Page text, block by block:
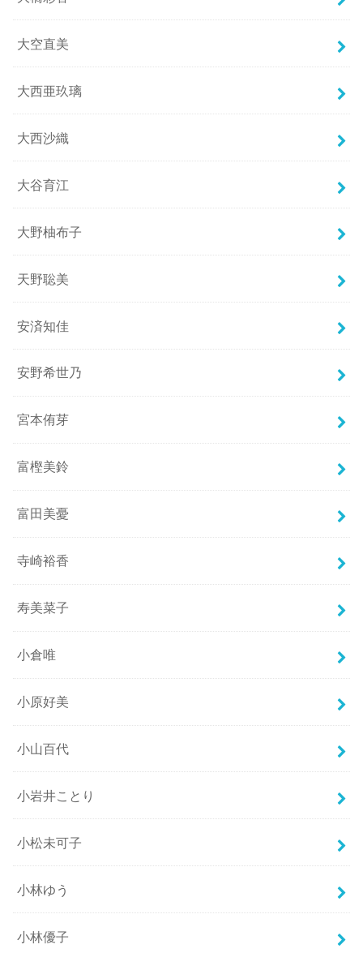
大空直美
大西亜玖璃
大西沙織
大谷育江
大野柚布子
天野聡美
安済知佳
安野希世乃
宮本侑芽
富樫美鈴
富田美憂
寺崎裕香
寿美菜子
小倉唯
小原好美
小山百代
小岩井ことり
小松未可子
小林ゆう
小林優子